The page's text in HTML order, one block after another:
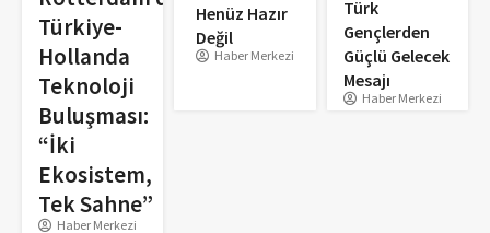
Türkiye-
Hollanda
Teknoloji
Buluşması:
“İki
Ekosistem,
Tek Sahne”
Haber Merkezi
Henüz Hazır
Değil
Haber Merkezi
Türk
Gençlerden
Güçlü Gelecek
Mesajı
Haber Merkezi